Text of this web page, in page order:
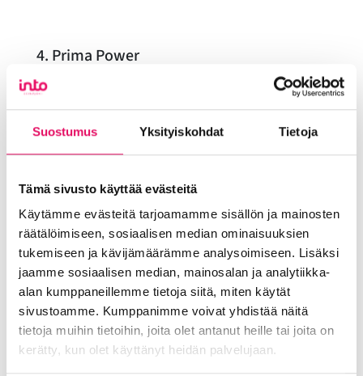
Suostumus Yksityiskohdat Tietoja
Tämä sivusto käyttää evästeitä
Käytämme evästeitä tarjoamamme sisällön ja mainosten
räätälöimiseen, sosiaalisen median ominaisuuksien
tukemiseen ja kävijämäärämme analysoimiseen. Lisäksi
jaamme sosiaalisen median, mainosalan ja analytiikka-
alan kumppaneillemme tietoja siitä, miten käytät
sivustoamme. Kumppanimme voivat yhdistää näitä
tietoja muihin tietoihin, joita olet antanut heille tai joita on
kerätty, kun olet käyttänyt heidän palvelujaan.
4. Prima Power
Käyntiosoite vierailulle: Nuppiväylä 7, 60100
Seinäjoki
Yhteyshenkilö: Piia Pajuvirta, 0504098335
Opastetut kierrokset koostuvat yleisesittelystä
sekä tehdaskierroksesta tiloissa. Kesto
yhteensä n. 50 min. Max määrä per aika 60
henkilöä.
MITÄ ON LUVASSA? Yleisesittely Finn-Power
Oy:stä yrityksenä ja osana kansainvälistä Prima